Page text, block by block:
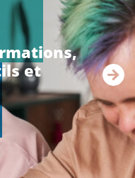
et
li
r
e
a
u
i
t
e